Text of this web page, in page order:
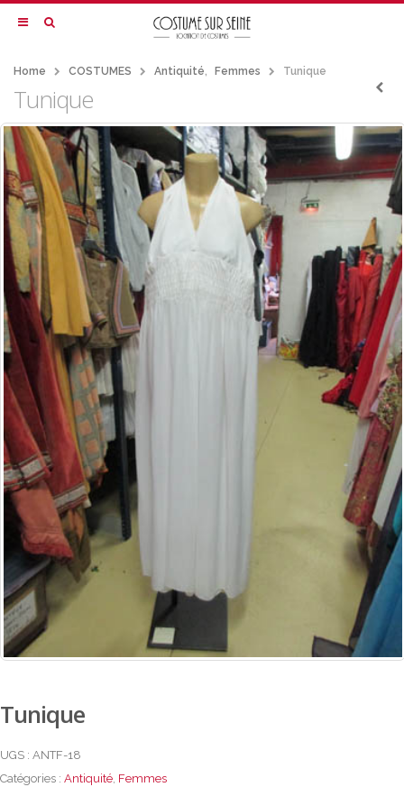
Home COSTUMES Antiquité, Femmes Tunique
Tunique
Tunique
UGS : ANTF-18
Catégories : Antiquité, Femmes